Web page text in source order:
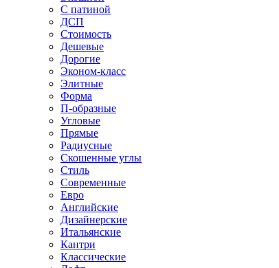
С патиной
ДСП
Стоимость
Дешевые
Дорогие
Эконом-класс
Элитные
Форма
П-образные
Угловые
Прямые
Радиусные
Скошенные углы
Стиль
Современные
Евро
Английские
Дизайнерские
Итальянские
Кантри
Классические